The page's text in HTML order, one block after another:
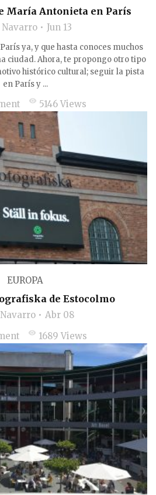
María Antonieta en París
Jun 13
ya, y que hasta conoces muchos
ciudad. Ahora, te propongo otro tipo
histórico cultural; seguir la pista
en París y ...
visibility 5146 Views
EUROPA
de Estocolmo
Abr 08
visibility 1689 Views